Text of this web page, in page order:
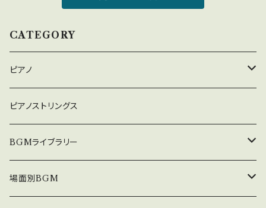
CATEGORY
ピアノ
癒しのピアノ
中北利男 夢シリーズ
５０８曲シリーズ
ピアノストリングス
BGMライブラリー
オルゴール
場面別BGM